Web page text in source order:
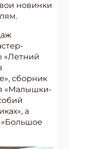
новинки
«Летний
сборник
«Малышки-
а
«Большое